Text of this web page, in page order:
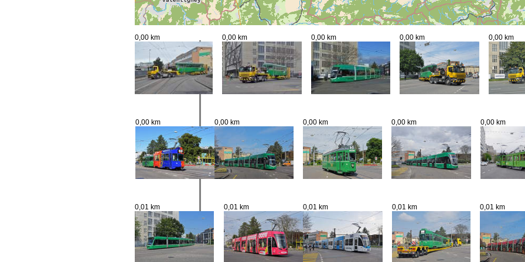
0,00 km 0,00 km 0,00 km 0,00 km 0,00 km
0,00 km 0,00 km 0,00 km 0,00 km 0,00 km
0,01 km 0,01 km 0,01 km 0,01 km 0,01 km